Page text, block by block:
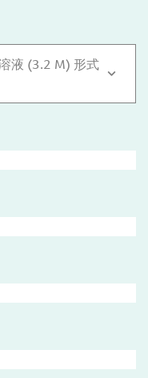
液 (3.2 M) 形式